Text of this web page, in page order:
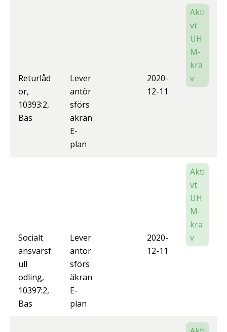
Returlåd
or,
10393:2,
Bas
Lever
antör
sförs
äkran
E-
plan
2020-
12-11
Akti
vt
UH
M-
kra
v
Socialt
ansvarsf
ull
odling,
10397:2,
Bas
Lever
antör
sförs
äkran
E-
plan
2020-
12-11
Akti
vt
UH
M-
kra
v